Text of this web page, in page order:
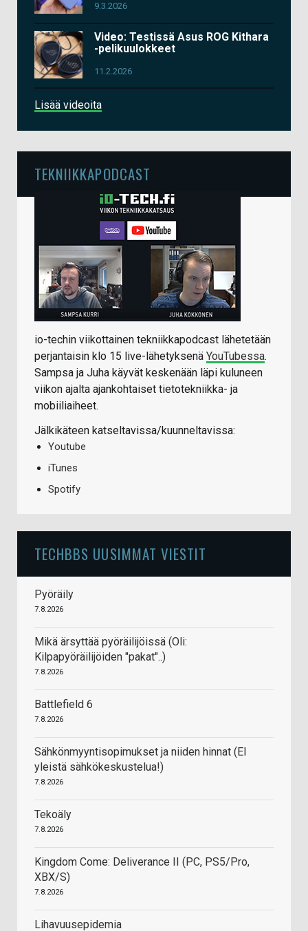
9.3.2026
Video: Testissä Asus ROG Kithara
-pelikuulokkeet
11.2.2026
Lisää videoita
TEKNIIKKAPODCAST
io-techin viikottainen tekniikkapodcast lähetetään
perjantaisin klo 15 live-lähetyksenä YouTubessa.
Sampsa ja Juha käyvät keskenään läpi kuluneen
viikon ajalta ajankohtaiset tietotekniikka- ja
mobiiliaiheet.
Jälkikäteen katseltavissa/kuunneltavissa:
Youtube
iTunes
Spotify
TECHBBS UUSIMMAT VIESTIT
Pyöräily
7.8.2026
Mikä ärsyttää pyöräilijöissä (Oli:
Kilpapyöräilijöiden "pakat"..)
7.8.2026
Battlefield 6
7.8.2026
Sähkönmyyntisopimukset ja niiden hinnat (EI
yleistä sähkökeskustelua!)
7.8.2026
Tekoäly
7.8.2026
Kingdom Come: Deliverance II (PC, PS5/Pro,
XBX/S)
7.8.2026
Lihavuusepidemia